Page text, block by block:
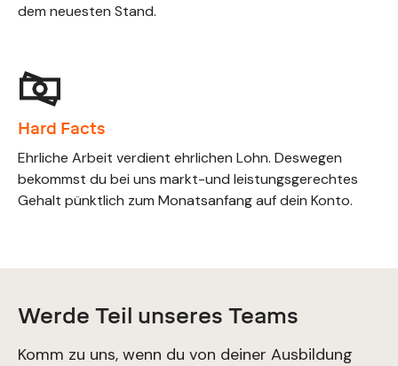
dem neuesten Stand.
Hard Facts
Ehrliche Arbeit verdient ehrlichen Lohn. Deswegen
bekommst du bei uns markt-und leistungsgerechtes
Gehalt pünktlich zum Monatsanfang auf dein Konto.
Werde Teil unseres Teams
Komm zu uns, wenn du von deiner Ausbildung